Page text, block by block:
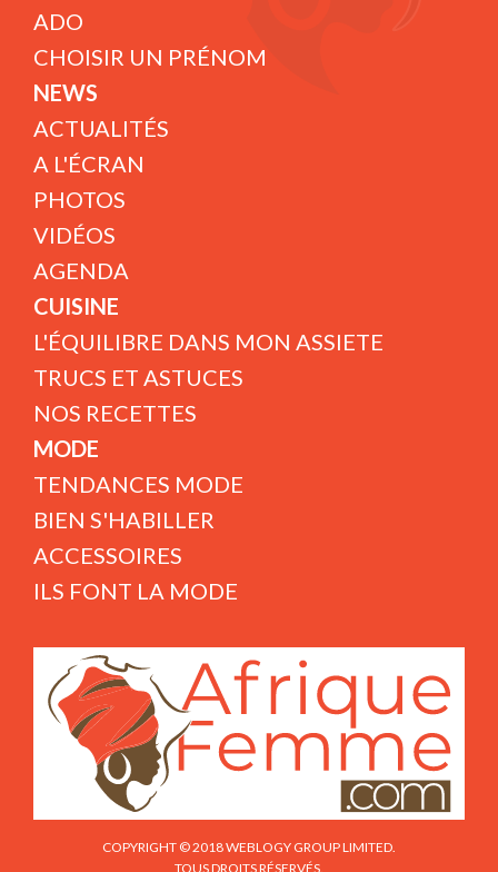
ADO
CHOISIR UN PRÉNOM
NEWS
ACTUALITÉS
A L'ÉCRAN
PHOTOS
VIDÉOS
AGENDA
CUISINE
L'ÉQUILIBRE DANS MON ASSIETE
TRUCS ET ASTUCES
NOS RECETTES
MODE
TENDANCES MODE
BIEN S'HABILLER
ACCESSOIRES
ILS FONT LA MODE
COPYRIGHT © 2018 WEBLOGY GROUP LIMITED.
TOUS DROITS RÉSERVÉS.